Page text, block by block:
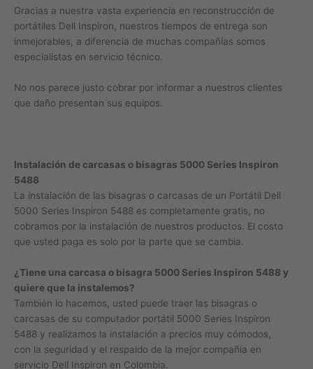
Gracias a nuestra vasta experiencia en reconstrucción de
portátiles Dell Inspiron, nuestros tiempos de entrega son
inmejorables, a diferencia de muchas compañías somos
especialistas en servicio técnico.
No nos parece justo cobrar por informar a nuestros clientes
que daño presentan sus equipos.
Instalación de carcasas o bisagras 5000 Series Inspiron
5488
La instalación de las bisagras o carcasas de un Portátil Dell
5000 Series Inspiron 5488 es completamente gratis, no
cobramos por la instalación de nuestros productos. El costo
que usted paga es solo por la parte que se cambia.
¿Tiene una carcasa o bisagra 5000 Series Inspiron 5488 y
quiere que la instalemos?
También lo hacemos, usted puede traer las bisagras o
carcasas de su computador portátil 5000 Series Inspiron
5488 y realizamos la instalación a precios muy cómodos,
con la seguridad y el respaldo de la mejor compañía en
servicio Dell Inspiron en Colombia.